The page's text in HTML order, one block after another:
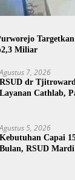
Miliar
Agustus 7, 2026
RSUD dr
Layanan Cathlab,
Agustus 5, 2026
Kebutuhan Capai
Bulan, RSUD